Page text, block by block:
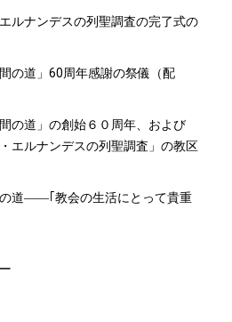
ルナンデスの列聖調査の完了式の
間の道」60周年感謝の祭儀（配
間の道」の創始６０周年、および
・エルナンデスの列聖調査」の教区
道――｢教会の生活にとって貴重